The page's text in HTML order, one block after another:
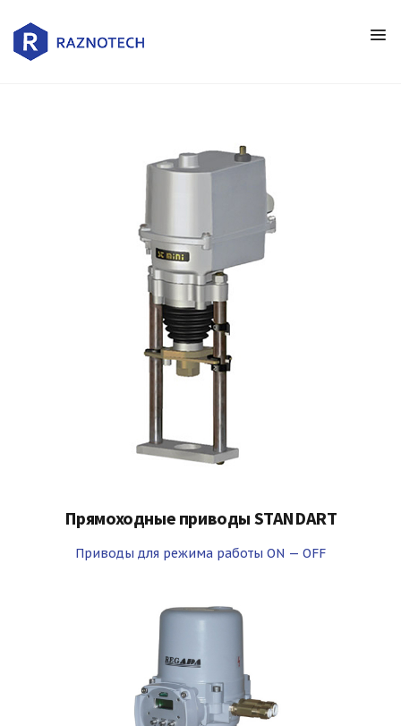
Прямоходные приводы STANDART
Приводы для режима работы ON — OFF